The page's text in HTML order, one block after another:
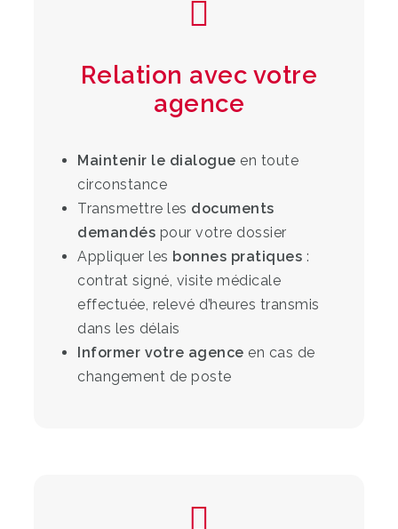
Relation avec votre
agence
Maintenir le dialogue en toute
circonstance
Transmettre les documents
demandés pour votre dossier
Appliquer les bonnes pratiques :
contrat signé, visite médicale
effectuée, relevé d’heures transmis
dans les délais
Informer votre agence en cas de
changement de poste